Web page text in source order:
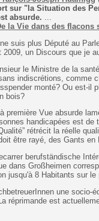
sur "la Situation des
absurde. ...
la Vie dans des flacons
suis plus Député au
un Discours que je
le Ministre de la
indiscrétions, comme
monté? Ou est-il
bois?
première Vue absurde
handicapées est
rétrécit la réelle
être rayé, des Gants
berufständische
dans Großheimen
jusqu'à 8 Habitants sur
une socio-
réprimande est